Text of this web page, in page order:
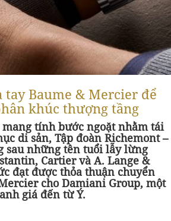
tay Baume & Mercier để
khúc thượng tầng
tính bước ngoặt nhằm tái
di sản, Tập đoàn Richemont–
sau nhữngtên tuổi lẫy lừng
, Cartier và A. Lange &
đạt được thỏa thuận chuyển
cho Damiani Group, một
giá đến từ Ý.